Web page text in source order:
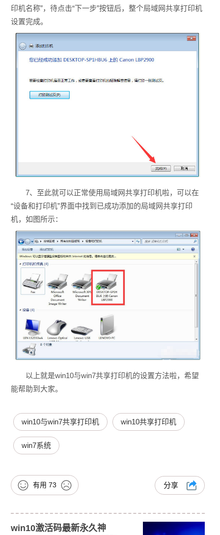
印机名称”，待点击“下一步”按钮后，整个局域网共享打印机
设置完成。
7、至此就可以正常使用局域网共享打印机啦，可以在
“设备和打印机”界面中找到已成功添加的局域网共享打印
机，如图所示：
以上就是win10与win7共享打印机的设置方法啦，希望
能帮助到大家。
win10与win7共享打印机 win10共享打印机
win7系统
有用 73 分享
win10激活码最新永久神